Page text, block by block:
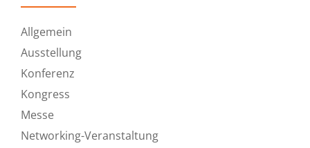
Allgemein
Ausstellung
Konferenz
Kongress
Messe
Networking-Veranstaltung